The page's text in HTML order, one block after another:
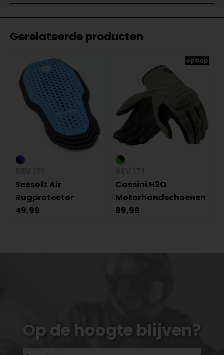
Gerelateerde producten
Seesoft Air
Rugprotector
49,99
op=op
Cassini H2O
Motorhandschoenen
89,99
Op de hoogte blijven?